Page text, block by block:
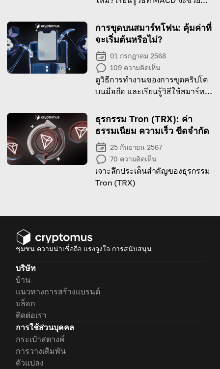
การขุดบนสมาร์ทโฟน: คุ้มค่าที่
จะเริ่มต้นหรือไม่?
01 กรกฎาคม 2568
109 ความคิดเห็น
ดูวิธีการทำงานของการขุดคริปโต
บนมือถือ และเรียนรู้วิธีใช้สมาร์ท
อร์เรนซี
ธุรกรรม Tron (TRX): ค่า
ธรรมเนียม ความเร็ว ขีดจำกัด
25 กันยายน 2567
70 ความคิดเห็น
เจาะลึกประเด็นสำคัญของธุรกรรม
Tron (TRX)
ชุมชน ความน่าเชื่อถือ แรงจูงใจ การสนับสนุน
บริษัท
บ้าน
แนวทางการสร้างแบรนด์
บล็อก
ติดต่อเรา
การใช้ส่วนบุคคล
กระเป๋าสตางค์
การวางเดิมพัน
ตัวแปลง